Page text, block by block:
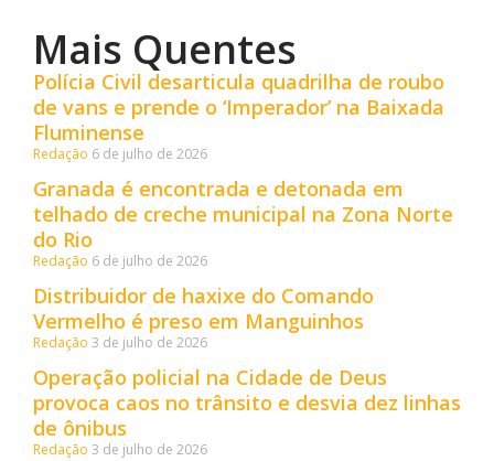
Mais Quentes
Polícia Civil desarticula quadrilha de roubo
de vans e prende o ‘Imperador’ na Baixada
Fluminense
Redação 6 de julho de 2026
Granada é encontrada e detonada em
telhado de creche municipal na Zona Norte
do Rio
Redação 6 de julho de 2026
Distribuidor de haxixe do Comando
Vermelho é preso em Manguinhos
Redação 3 de julho de 2026
Operação policial na Cidade de Deus
provoca caos no trânsito e desvia dez linhas
de ônibus
Redação 3 de julho de 2026